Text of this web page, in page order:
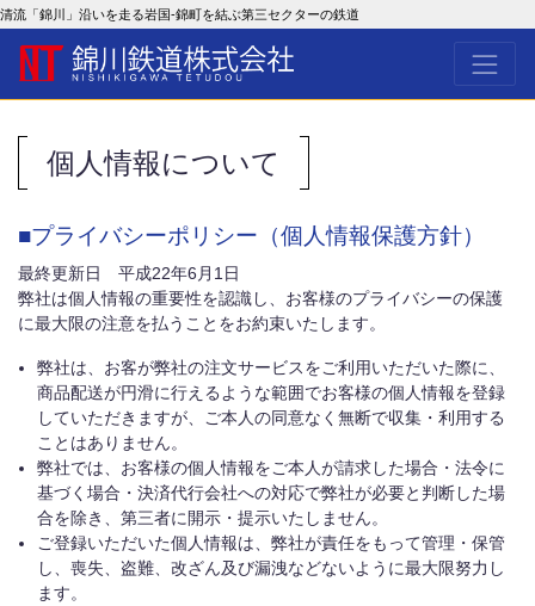
清流「錦川」沿いを走る岩国-錦町を結ぶ第三セクターの鉄道
個人情報について
■プライバシーポリシー（個人情報保護方針）
最終更新日 平成22年6月1日
弊社は個人情報の重要性を認識し、お客様のプライバシーの保護
に最大限の注意を払うことをお約束いたします。
弊社は、お客が弊社の注文サービスをご利用いただいた際に、
商品配送が円滑に行えるような範囲でお客様の個人情報を登録
していただきますが、ご本人の同意なく無断で収集・利用する
ことはありません。
弊社では、お客様の個人情報をご本人が請求した場合・法令に
基づく場合・決済代行会社への対応で弊社が必要と判断した場
合を除き、第三者に開示・提示いたしません。
ご登録いただいた個人情報は、弊社が責任をもって管理・保管
し、喪失、盗難、改ざん及び漏洩などないように最大限努力し
ます。